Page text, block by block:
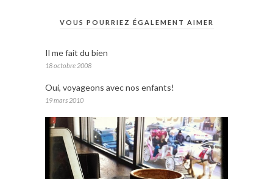
VOUS POURRIEZ ÉGALEMENT AIMER
Il me fait du bien
18 octobre 2008
Oui, voyageons avec nos enfants!
19 mars 2010